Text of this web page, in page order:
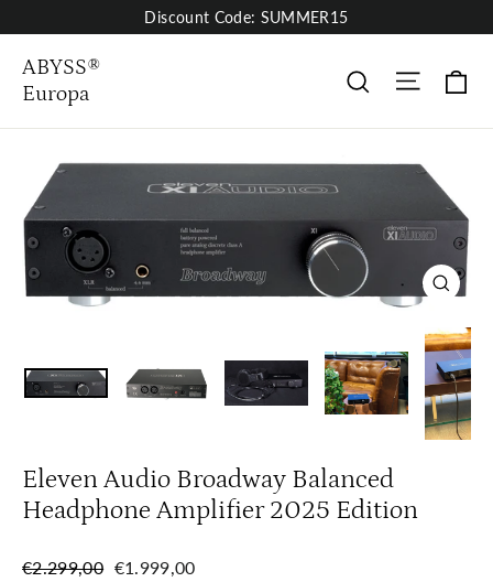
to
content
Discount Code: SUMMER15
ABYSS®
Europa
Søk Site
Close
Eleven Audio Broadway Balanced
Headphone Amplifier 2025 Edition
Regular
€2.299,00 Sale
€1.999,00